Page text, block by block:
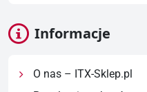
Informacje
O nas – ITX-Sklep.pl